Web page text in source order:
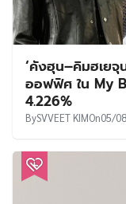
‘คังฮุน–คิมฮเยจุ
ออฟฟิศ ใน My
4.226%
BySVVEET KIMOn05/